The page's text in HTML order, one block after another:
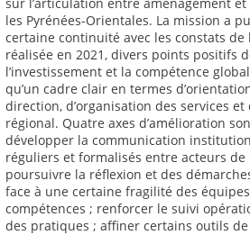
les Pyrénées-Orientales. La mission a
certaine continuité avec les constats de
réalisée en 2021, divers points positifs
l’investissement et la compétence
qu’un cadre clair en termes
direction, d’organisation des services et
régional. Quatre axes d’amélioration
développer la communication
réguliers et formalisés entre acteurs de
poursuivre la réflexion et des
face à une certaine fragilité des
compétences ; renforcer le suivi
des pratiques ; affiner certains outils